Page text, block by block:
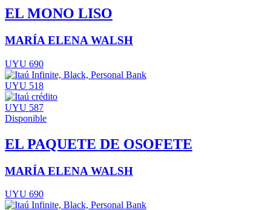
EL MONO LISO
MARÍA ELENA WALSH
UYU 690
UYU 518
UYU 587
Disponible
EL PAQUETE DE OSOFETE
MARÍA ELENA WALSH
UYU 690